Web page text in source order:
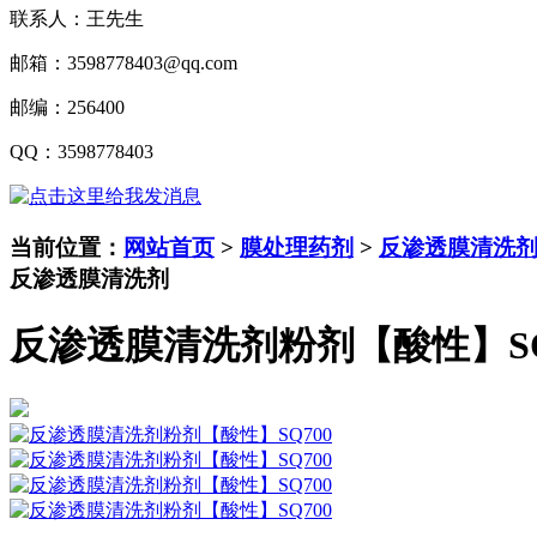
联系人：王先生
邮箱： 3598778403@qq.com
邮编： 256400
QQ ： 3598778403
当前位置： 网站首页 > 膜处理药剂 > 反渗透膜清洗剂
反渗透膜清洗剂
反渗透膜清洗剂粉剂【酸性】